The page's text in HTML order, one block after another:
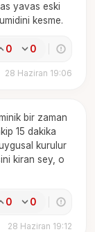
yavas eski
kesme.
0 0
28 Haziran 19:06
bir zaman
15 dakika
kurulur
kiran sey, o
0 0
28 Haziran 19:12